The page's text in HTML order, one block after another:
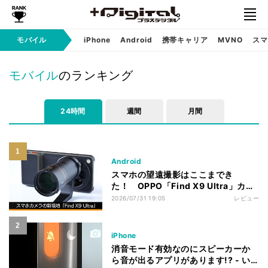
モバイル iPhone Android 携帯キャリア MVNO ス
モバイルのランキング
24時間 週間 月間
Android
スマホの望遠撮影はここまでき
た！ OPPO「Find X9 Ultra」カメ
ラ実写レビュー
2026/07/31 19:05 レビュー
iPhone
消音モード有効なのにスピーカーか
ら音が出るアプリがあります!? - い